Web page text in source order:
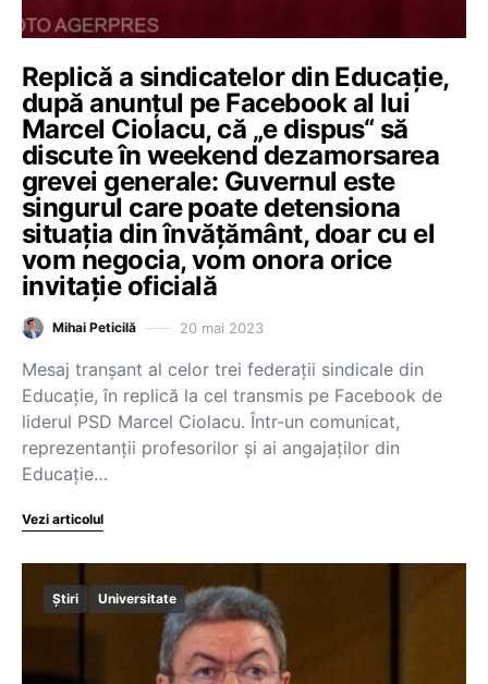
Replică a sindicatelor din Educație,
după anunțul pe Facebook al lui
Marcel Ciolacu, că „e dispus“ să
discute în weekend dezamorsarea
grevei generale: Guvernul este
singurul care poate detensiona
situația din învățământ, doar cu el
vom negocia, vom onora orice
invitație oficială
Mihai Peticilă 20 mai 2023
Mesaj tranșant al celor trei federații sindicale din
Educație, în replică la cel transmis pe Facebook de
liderul PSD Marcel Ciolacu. Într-un comunicat,
reprezentanții profesorilor și ai angajaților din
Educație…
Vezi articolul
Știri Universitate